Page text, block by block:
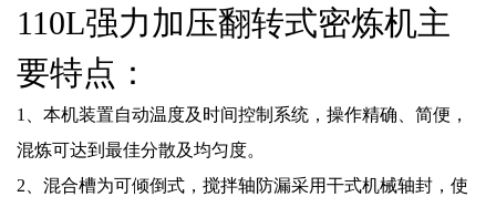
110L强力加压翻转式密炼机主
要特点：
1、本机装置自动温度及时间控制系统，操作精确、简便，
混炼可达到最佳分散及均匀度。
2、混合槽为可倾倒式，搅拌轴防漏采用干式机械轴封，使